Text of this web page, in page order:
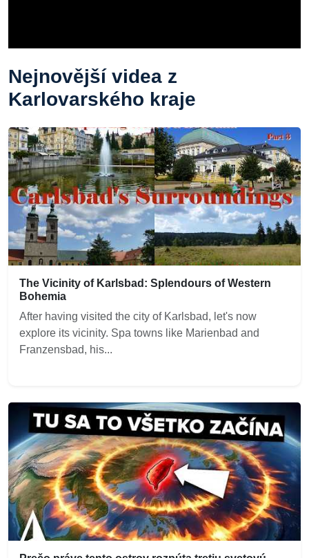
Nejnovější videa z
Karlovarského kraje
The Vicinity of Karlsbad: Splendours of Western
Bohemia
After having visited the city of Karlsbad, let's now
explore its vicinity. Spa towns like Marienbad and
Franzensbad, his...